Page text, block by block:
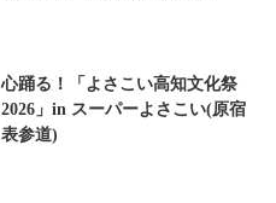
心踊る！「よさこい高知文化祭
2026」in スーパーよさこい(原宿
表参道)